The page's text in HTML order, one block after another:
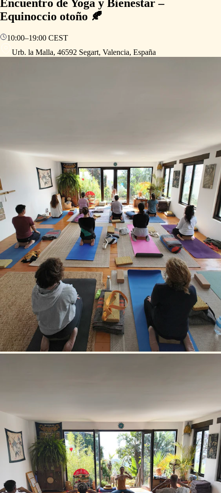
Encuentro de Yoga y Bienestar –
Equinoccio otoño 🍂
10:00–19:00 CEST
Urb. la Malla, 46592 Segart, Valencia, España